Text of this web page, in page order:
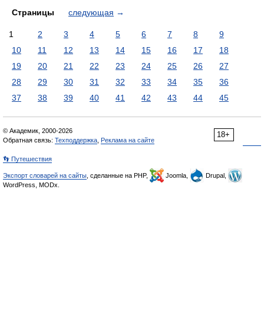
Страницы следующая →
1 2 3 4 5 6 7 8
9
10
11 12 13 14 15 16 17
18
19
20 21 22 23 24 25 26
27
28
29 30 31 32 33 34 35
36
37
38 39 40 41 42 43 44 45
18+
© Академик, 2000-2026
Обратная связь: Техподдержка Реклама на сайте
👣 Путешествия
Экспорт словарей на сайты , сделанные на PHP, Joomla,
Drupal,
WordPress, MODx.